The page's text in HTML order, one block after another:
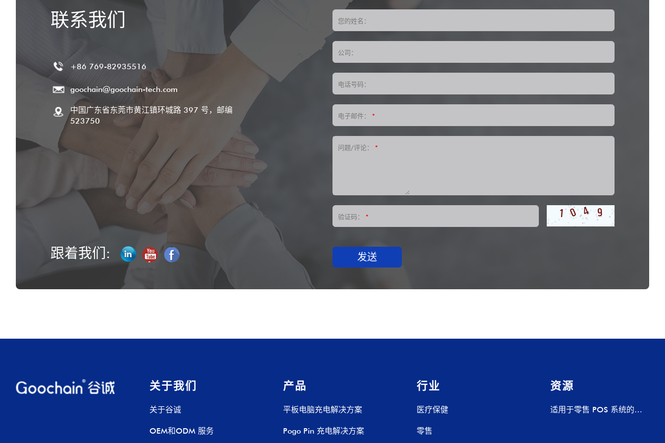
联系我们
+86 769-82935516
goochain@goochain-tech.com
中国广东省东莞市黄江镇环城路 397 号，邮编
523750
跟着我们:
您的姓名：
公司：
电话号码：
电子邮件： *
问题/评论： *
验证码： *
发送
关于我们
关于谷诚
OEM和ODM 服务
产品
平板电脑充电解决方案
Pogo Pin 充电解决方案
行业
医疗保健
零售
资源
适用于零售 POS 系统的